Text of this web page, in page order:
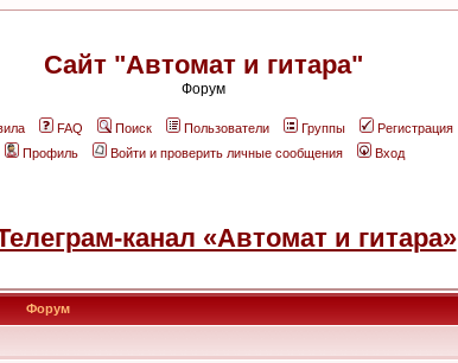
Сайт "Автомат и гитара"
Форум
FAQ Поиск Пользователи Группы
Регистрация
Профиль
Войти и проверить личные сообщения Вход
канал «Автомат и гитара»
Форум